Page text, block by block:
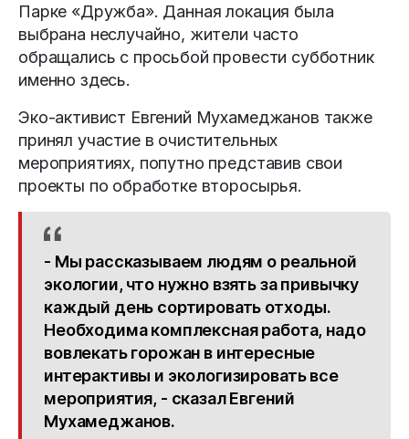
Парке «Дружба». Данная локация была
выбрана неслучайно, жители часто
обращались с просьбой провести субботник
именно здесь.
Эко-активист Евгений Мухамеджанов также
принял участие в очистительных
мероприятиях, попутно представив свои
проекты по обработке второсырья.
- Мы рассказываем людям о реальной
экологии, что нужно взять за привычку
каждый день сортировать отходы.
Необходима комплексная работа, надо
вовлекать горожан в интересные
интерактивы и экологизировать все
мероприятия, - сказал Евгений
Мухамеджанов.